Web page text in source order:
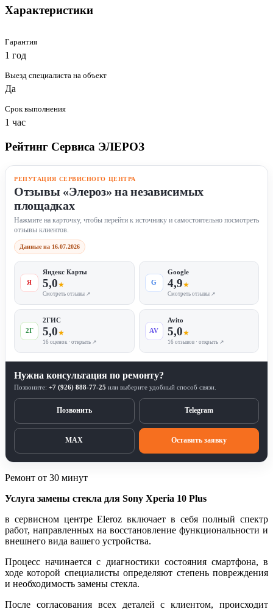
Характеристики
Гарантия
1 год
Выезд специалиста на объект
Да
Срок выполнения
1 час
Рейтинг Сервиса ЭЛЕРОЗ
РЕПУТАЦИЯ СЕРВИСНОГО ЦЕНТРА
Отзывы «Элероз» на независимых
площадках
Нажмите на карточку, чтобы перейти к источнику и самостоятельно посмотреть
отзывы клиентов.
Данные на 16.07.2026
Я
Яндекс Карты
5,0★
Смотреть отзывы ↗
G
Google
4,9★
Смотреть отзывы ↗
2Г
2ГИС
5,0★
16 оценок · открыть ↗
AV
Avito
5,0★
16 отзывов · открыть ↗
Нужна консультация по ремонту?
Позвоните: +7 (926) 888-77-25 или выберите удобный способ связи.
Позвонить Telegram
MAX Оставить заявку
Ремонт от 30 минут
Услуга замены стекла для Sony Xperia 10 Plus
в сервисном центре Eleroz включает в себя полный спектр
работ, направленных на восстановление функциональности и
внешнего вида вашего устройства.
Процесс начинается с диагностики состояния смартфона, в
ходе которой специалисты определяют степень повреждения
и необходимость замены стекла.
После согласования всех деталей с клиентом, происходит